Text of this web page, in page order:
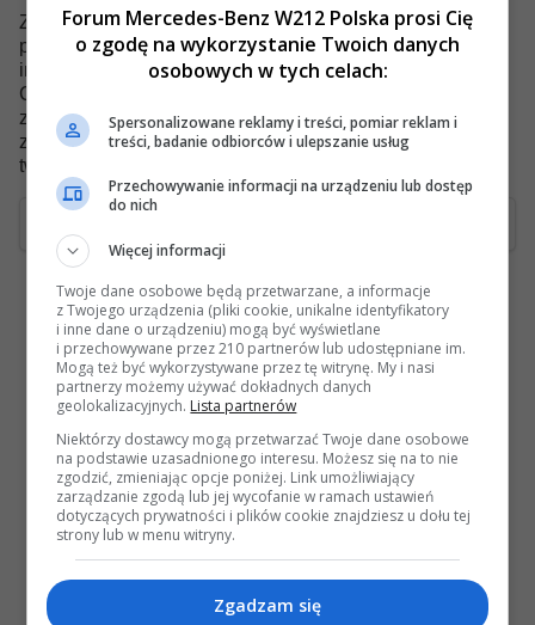
Zauważ również, że to oprogramowanie umieszcza w
przeglądarce cookie, plik tekstowy zawierający różne
informacje (takie jak Twoja nazwa użytkownika i hasło).
Cookie jest używane TYLKO do utrzymania użytkownika
zalogowanego/wylogowanego. Oprogramowanie nie
zbiera ani nie wysyła żadnych innych informacji do
twojego komputera.
Forum Mercedes-Benz W212 Polska prosi Cię
o zgodę na wykorzystanie Twoich danych
osobowych w tych celach:
Spersonalizowane reklamy i treści, pomiar reklam i
treści, badanie odbiorców i ulepszanie usług
Przechowywanie informacji na urządzeniu lub dostęp
do nich
Więcej informacji
Twoje dane osobowe będą przetwarzane, a informacje
z Twojego urządzenia (pliki cookie, unikalne identyfikatory
i inne dane o urządzeniu) mogą być wyświetlane
i przechowywane przez 210 partnerów lub udostępniane im.
Mogą też być wykorzystywane przez tę witrynę. My i nasi
partnerzy możemy używać dokładnych danych
geolokalizacyjnych. Lista partnerów
Niektórzy dostawcy mogą przetwarzać Twoje dane osobowe
na podstawie uzasadnionego interesu. Możesz się na to nie
zgodzić, zmieniając opcje poniżej. Link umożliwiający
zarządzanie zgodą lub jej wycofanie w ramach ustawień
dotyczących prywatności i plików cookie znajdziesz u dołu tej
strony lub w menu witryny.
Zgadzam się